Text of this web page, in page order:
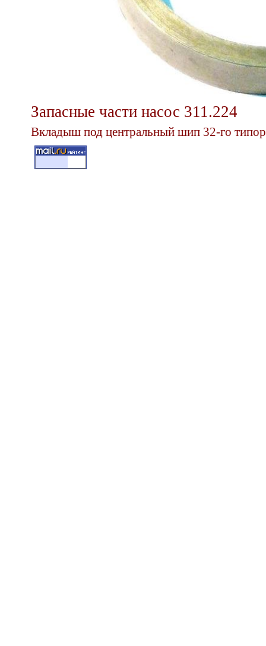
Запасные части насос 311.224
Вкладыш под центральный шип 32-го